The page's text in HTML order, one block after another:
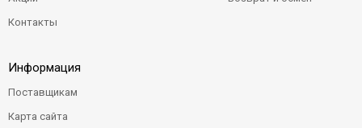
Контакты
Информация
Поставщикам
Карта сайта